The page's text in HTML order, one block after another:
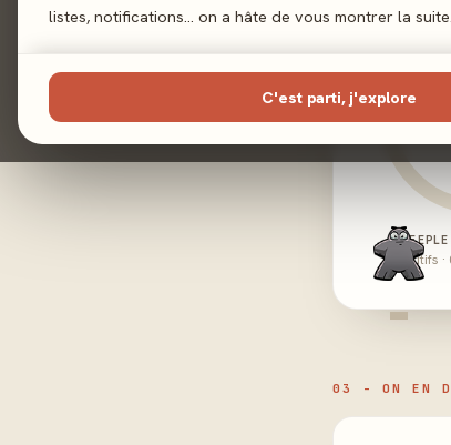
listes, notifications… on a hâte de vous montrer la suite.
C'est parti, j'explore
-
0 positifs ·
03 - ON EN